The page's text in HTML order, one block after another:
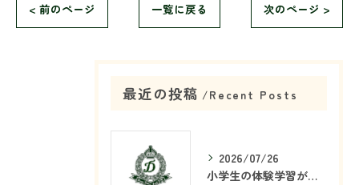
< 前のページ 一覧に戻る 次のページ >
最近の投稿 Recent Posts
2026/07/26
小学生の体験学習が塾で重要な理由